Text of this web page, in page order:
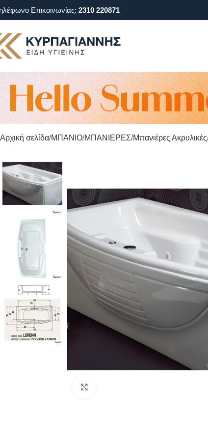
Επικοινωνίας: 2310 220871
Αρχική σελίδα ΜΠΑΝΙΟ ΜΠΑΝΙΕΡΕΣ Μπανιέρες Ακρυλικές